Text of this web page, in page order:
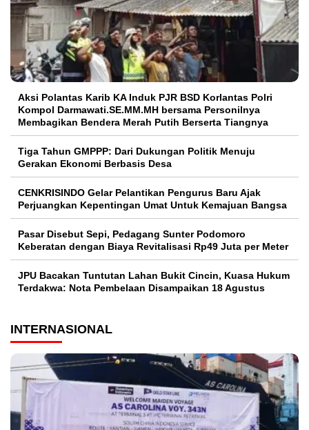
Aksi Polantas Karib KA Induk PJR BSD Korlantas Polri
Kompol Darmawati.SE.MM.MH bersama Personilnya
Membagikan Bendera Merah Putih Berserta Tiangnya
Tiga Tahun GMPPP: Dari Dukungan Politik Menuju
Gerakan Ekonomi Berbasis Desa
CENKRISINDO Gelar Pelantikan Pengurus Baru Ajak
Perjuangkan Kepentingan Umat Untuk Kemajuan Bangsa
Pasar Disebut Sepi, Pedagang Sunter Podomoro
Keberatan dengan Biaya Revitalisasi Rp49 Juta per Meter
JPU Bacakan Tuntutan Lahan Bukit Cincin, Kuasa Hukum
Terdakwa: Nota Pembelaan Disampaikan 18 Agustus
INTERNASIONAL